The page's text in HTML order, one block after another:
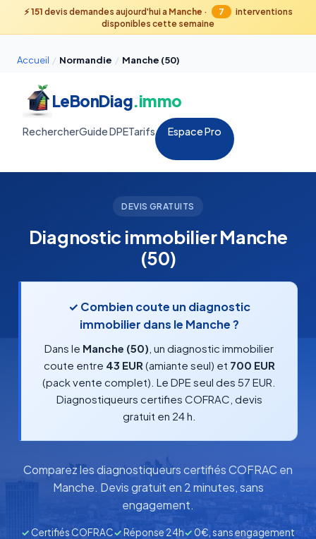
⚡151 devis demandes aujourd'hui a Manche · 7
interventions
disponibles cette semaine
Accueil / Normandie / Manche (50)
LeBonDiag.immo
RechercherGuide DPETarifs Espace Pro
DEVIS GRATUITS
Diagnostic immobilier Manche
(50)
✓ Combien coute un diagnostic
immobilier dans le Manche ?
Dans le Manche (50) , un diagnostic immobilier
coute entre 43 EUR (amiante seul) et 700 EUR
(pack vente complet). Le DPE seul des 57 EUR.
Diagnostiqueurs certifies COFRAC, devis
gratuit en 24 h.
Comparez les diagnostiqueurs certifiés COFRAC en
Manche. Devis gratuit en 2 minutes, sans
engagement.
✓ Certifiés COFRAC✓Réponse 24h✓0€, sans engagement